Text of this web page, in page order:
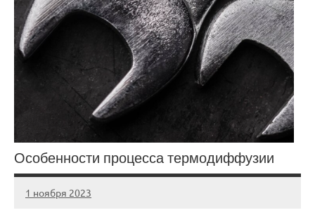
Особенности процесса термодиффузии
1 ноября 2023
Avtor
Нет